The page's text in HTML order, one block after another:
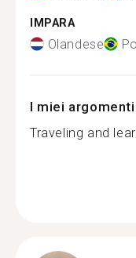
IMPARA
Olandese
I miei
Traveling and